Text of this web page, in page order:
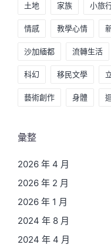
土地 家族 小旅
情感 教學心情
沙加緬都 流轉生活
科幻 移民文學
藝術創作 身體
彙整
2026 年 4 月
2026 年 2 月
2026 年 1 月
2024 年 8 月
2024 年 4 月